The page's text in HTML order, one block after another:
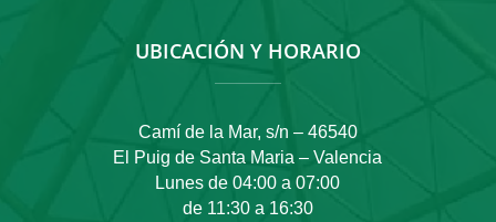
UBICACIÓN Y HORARIO
Camí de la Mar, s/n – 46540
El Puig de Santa Maria – Valencia
Lunes de 04:00 a 07:00
de 11:30 a 16:30